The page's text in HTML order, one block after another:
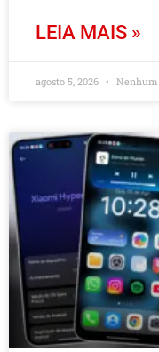
LEIA MAIS »
agosto 5, 2026